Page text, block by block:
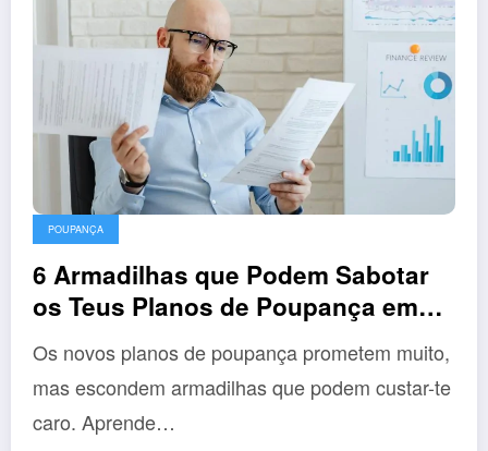
POUPANÇA
6 Armadilhas que Podem Sabotar
os Teus Planos de Poupança em
2026
Os novos planos de poupança prometem muito,
mas escondem armadilhas que podem custar-te
caro. Aprende…